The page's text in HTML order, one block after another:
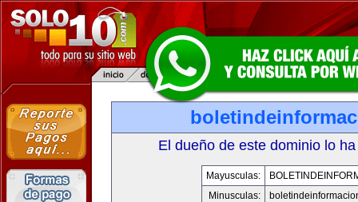
El dueño de este dominio lo
Mayusculas:
Minusculas: